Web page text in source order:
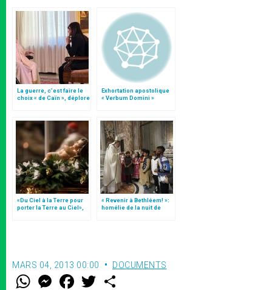
La guerre, c’est faire le
choix « de Caïn », déplore
Exhortation apostolique
« Verbum Domini »
«Du Ciel à la Terre pour
porter la Terre au Ciel»,
« Revenir à Bethléem! »:
homélie de la nuit de
Noël (texte complet)
MARS 04, 2013 00:00 DOCUMENTS
W M
e
F
a w